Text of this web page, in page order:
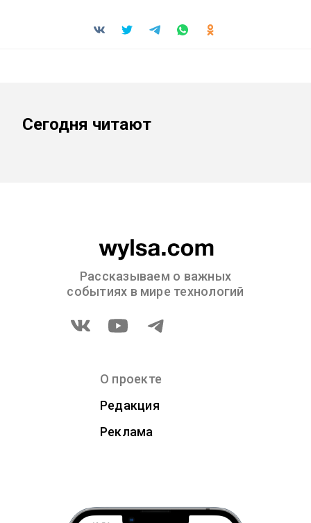
Сегодня читают
Рассказываем о важных
событиях в мире технологий
О проекте
Редакция
Реклама